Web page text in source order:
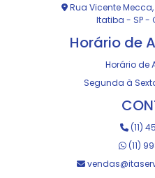
Rua Vicente
Itatiba - SP -
Horário de
Horário de
Segunda à
(11)
(11)